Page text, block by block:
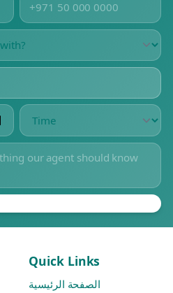
Quick Links
الصفحة الرئيسية